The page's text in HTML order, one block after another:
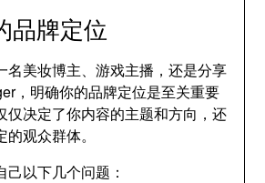
品牌定位
名美妆博主、游戏主播，还是分享
，明确你的品牌定位是至关重要
仅决定了你内容的主题和方向，还
观众群体。
以下几个问题：